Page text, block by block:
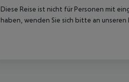
Diese Reise ist nicht für Personen mit
haben, wenden Sie sich bitte an